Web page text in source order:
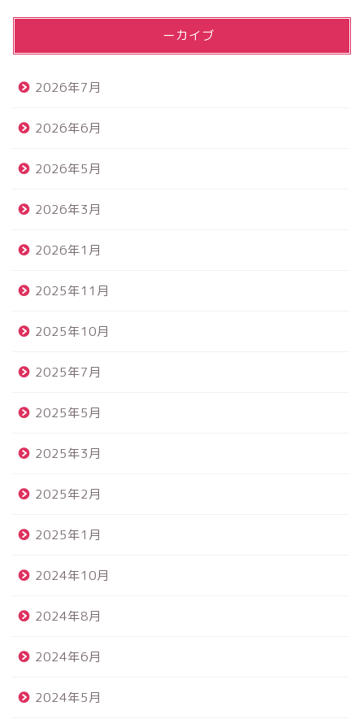
アーカイブ
2026年7月
2026年6月
2026年5月
2026年3月
2026年1月
2025年11月
2025年10月
2025年7月
2025年5月
2025年3月
2025年2月
2025年1月
2024年10月
2024年8月
2024年6月
2024年5月